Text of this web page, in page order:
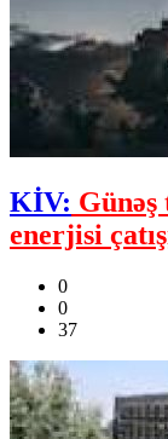
KİV:
enerjisi
0
0
37